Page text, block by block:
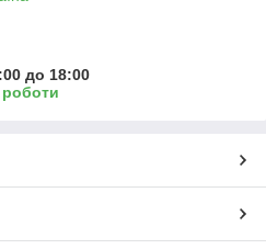
до 18:00
роботи